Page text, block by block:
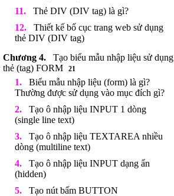
Thẻ DIV (DIV tag) là gì?
Thiết kế bố cục trang web sử dụng
thẻ DIV (DIV tag)
Tạo biểu mẫu nhập liệu sử dụng
thẻ (tag) FORM
21
Biểu mẫu nhập liệu (form) là gì?
Thường được sử dụng vào mục đích gì?
Tạo ô nhập liệu INPUT 1 dòng
(single line text)
Tạo ô nhập liệu TEXTAREA nhiều
dòng (multiline text)
Tạo ô nhập liệu INPUT dạng ẩn
(hidden)
Tạo nút bấm BUTTON